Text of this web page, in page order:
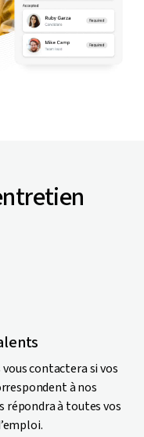
contactera si vos
à nos
répondra à toutes vos